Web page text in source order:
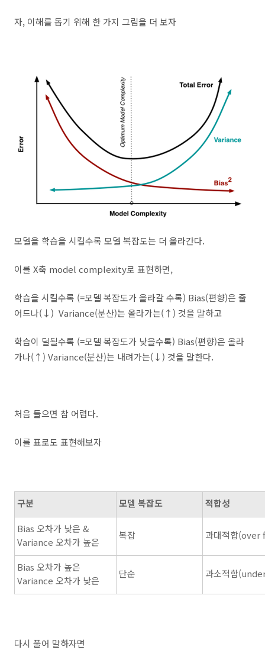
자, 이해를 돕기 위해 한 가지 그림을 더 보자
모델을 학습을 시킬수록 모델 복잡도는 더 올라간다.
이를 X축 model complexity로 표현하면,
학습을 시킬수록 (=모델 복잡도가 올라갈 수록) Bias(편향)은 줄
어드나(↓) Variance(분산)는 올라가는(↑) 것을 말하고
학습이 덜될수록 (=모델 복잡도가 낮을수록) Bias(편향)은 올라
가나(↑) Variance(분산)는 내려가는(↓) 것을 말한다.
처음 들으면 참 어렵다.
이를 표로도 표현해보자
구분 모델 복잡도 적합성
Bias 오차가 낮은 &
Variance 오차가 높은
복잡 과대적합
Bias 오차가 높은
Variance 오차가 낮은
단순 과소적합
다시 풀어 말하자면